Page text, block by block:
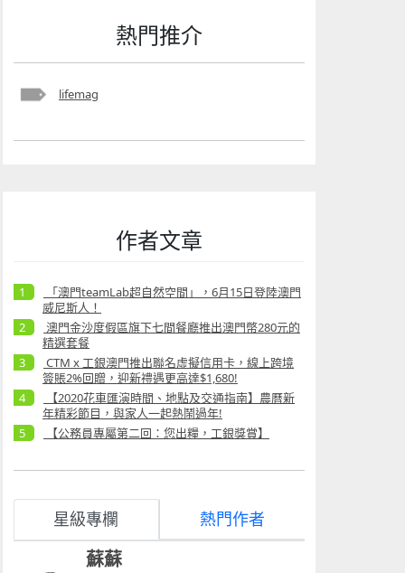
熱門推介
lifemag
作者文章
「澳門teamLab超自然空間」，6月15日登陸澳門
威尼斯人！
澳門金沙度假區旗下七間餐廳推出澳門幣280元的
精選套餐
CTM x 工銀澳門推出聯名虛擬信用卡，線上跨境
簽賬2%回贈，迎新禮遇更高達$1,680!
【2020花車匯演時間、地點及交通指南】農曆新
年精彩節目，與家人一起熱鬧過年!
【公務員專屬第二回：您出糧，工銀獎賞】
星級專欄 熱門作者
蘇蘇